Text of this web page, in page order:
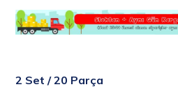
2 Set / 20 Parça